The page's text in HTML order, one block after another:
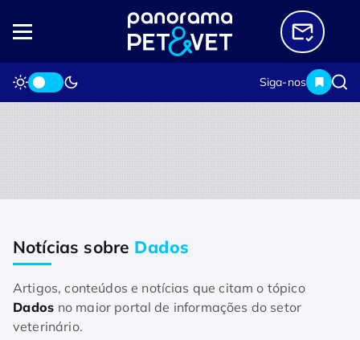
Siga-nos
Home Notícias sobre Dados
Notícias sobre Dados
Artigos, conteúdos e notícias que citam o tópico
Dados no maior portal de informações do setor
veterinário.